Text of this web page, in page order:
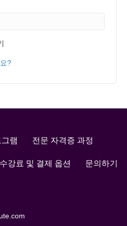
?
램 전문 자격증 과정
수강료 및 결제 옵션 문의하기